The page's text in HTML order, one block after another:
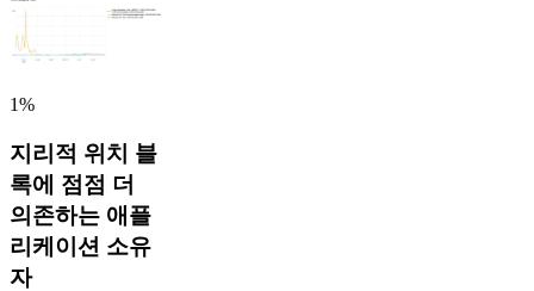
1%
지리적 위치 블
록에 점점 더
의존하는 애플
리케이션 소유
자